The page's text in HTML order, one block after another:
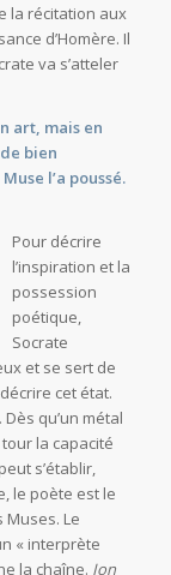
la récitation aux
d’Homère. Il
va s’atteler
art, mais en
bien
l’a poussé.
Pour décrire
l’inspiration et la
possession
poétique,
Socrate
et se sert de
cet état.
qu’un métal
la capacité
s’établir,
le poète est le
Muses. Le
« interprète
la chaîne. Ion